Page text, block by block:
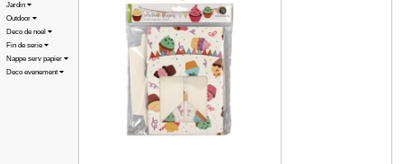
Jardin
Outdoor
Deco de noel
Fin de serie
Nappe serv papier
Deco evenement